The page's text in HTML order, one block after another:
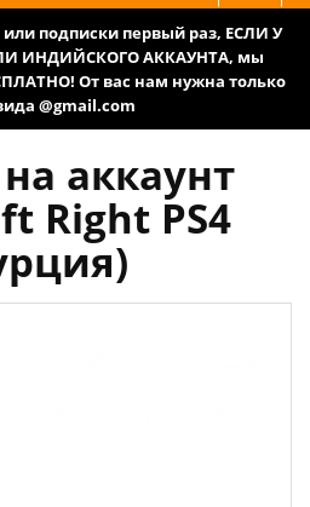
подписки первый раз, ЕСЛИ У
ИНДИЙСКОГО АККАУНТА, мы
От вас нам нужна только
@gmail.com
аккаунт
Right PS4